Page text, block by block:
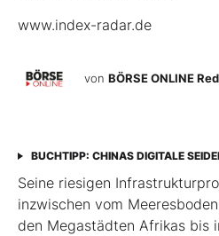
www.index-radar.de
von BÖRSE ONLINE
BUCHTIPP: CHINAS DIGITALE
Seine riesigen
inzwischen vom
den Megastädten Afrikas bis